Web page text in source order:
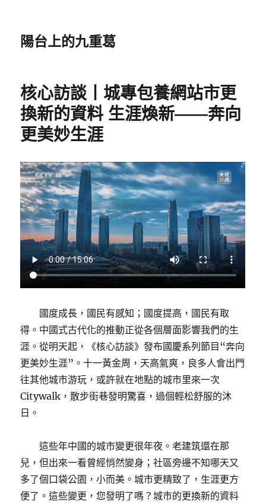
陽台上的九重葛
核心訪談丨城專包養網站市更
換新的資料 生涯煥新——奔向
更美妙生涯
國度成長，國民有感知；國度提高，國民有取
得。中國式古代化的推動正從各個層面影響我們的生
涯。從明天起，《核心訪談》發布國慶系列節目“奔向
更美妙生涯”。十一黃金周，天高氣爽，良多人會出門
往其他城市游玩，或許就在地點的城市里來一次
Citywalk，散步街巷發明驚喜，過個輕松舒服的沐
日。
這些年中國的城市變更很年夜。老建筑還在那
兒，但出來一看曾經悄然變身；社區旁邊不知哪天又
多了個口袋公園，小而美。城市更精致了，生涯更方
便了。這些變更，您發明了嗎？城市的更換新的資料